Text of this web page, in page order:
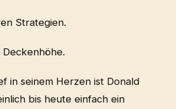
Strategien.
in seinem Herzen ist Donald
bis heute einfach ein